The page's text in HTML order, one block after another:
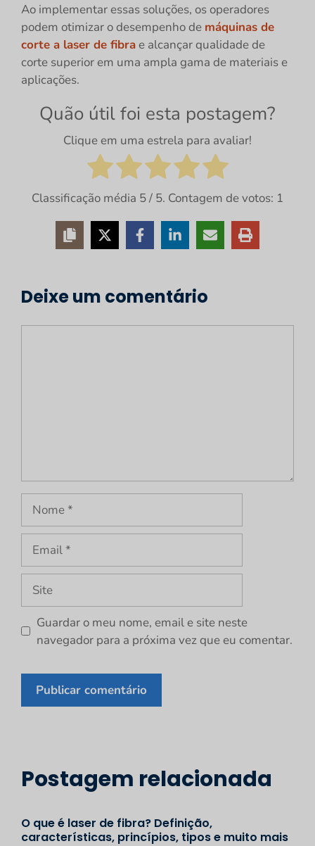
Ao implementar essas soluções, os operadores
podem otimizar o desempenho de máquinas de
corte a laser de fibra e alcançar qualidade de
corte superior em uma ampla gama de materiais e
aplicações.
Quão útil foi esta postagem?
Clique em uma estrela para avaliar!
Classificação média 5/ 5. Contagem de votos: 1
Deixe um comentário
Nome
Email
Site
Guardar o meu nome, email e site neste
navegador para a próxima vez que eu comentar.
Postagem relacionada
O que é laser de fibra? Definição,
características, princípios, tipos e muito mais